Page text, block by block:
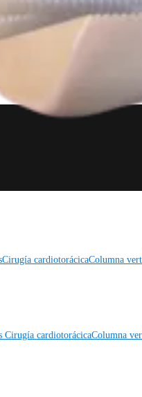
Cirugía cardiotorácicaColumna
Cirugía cardiotorácicaColumna